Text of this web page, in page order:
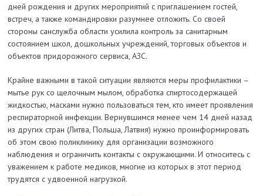
дней рождения и других мероприятий с приглашением гостей,
встреч, а также командировки разумнее отложить. Со своей
стороны санслужба области усилила контроль за санитарным
состоянием школ, дошкольных учреждений, торговых объектов и
объектов придорожного сервиса, АЗС.
Крайне важными в такой ситуации являются меры профилактики –
мытье рук со щелочным мылом, обработка спиртосодержащей
жидкостью, масками нужно пользоваться тем, кто имеет проявления
респираторной инфекции. Вернувшимся менее чем 14 дней назад
из других стран (Литва, Польша, Латвия) нужно проинформировать
об этом свою поликлинику для организации возможного
наблюдения и ограничить контакты с окружающими. И относитесь с
уважением к работе медиков, многие из которых в этот период
трудятся с удвоенной нагрузкой.